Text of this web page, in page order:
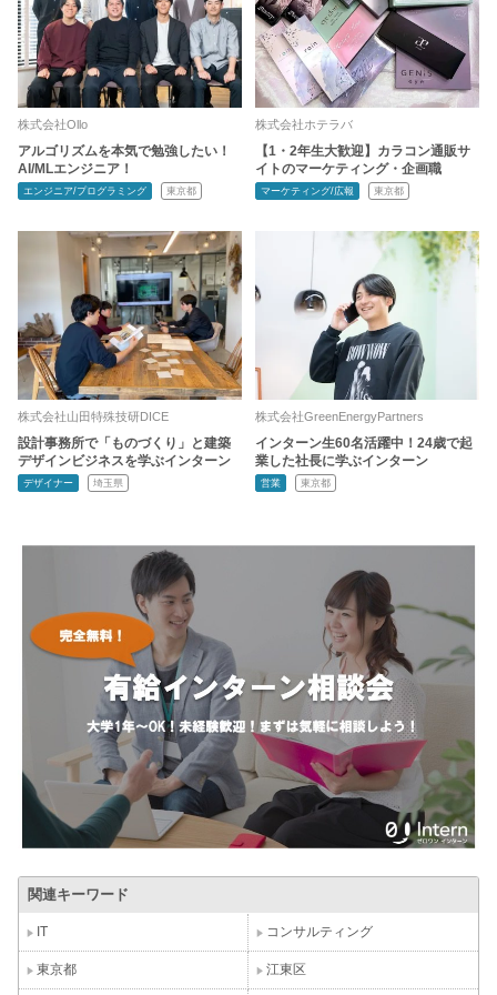
株式会社Ollo
アルゴリズムを本気で勉強したい！
AI/MLエンジニア！
エンジニア/プログラミング 東京都
株式会社ホテラバ
【1・2年生大歓迎】カラコン通販サ
イトのマーケティング・企画職
マーケティング/広報 東京都
株式会社山田特殊技研DICE
設計事務所で「ものづくり」と建築
デザインビジネスを学ぶインターン
デザイナー 埼玉県
株式会社GreenEnergyPartners
インターン生60名活躍中！24歳で起
業した社長に学ぶインターン
営業 東京都
関連キーワード
IT コンサルティング
東京都 江東区